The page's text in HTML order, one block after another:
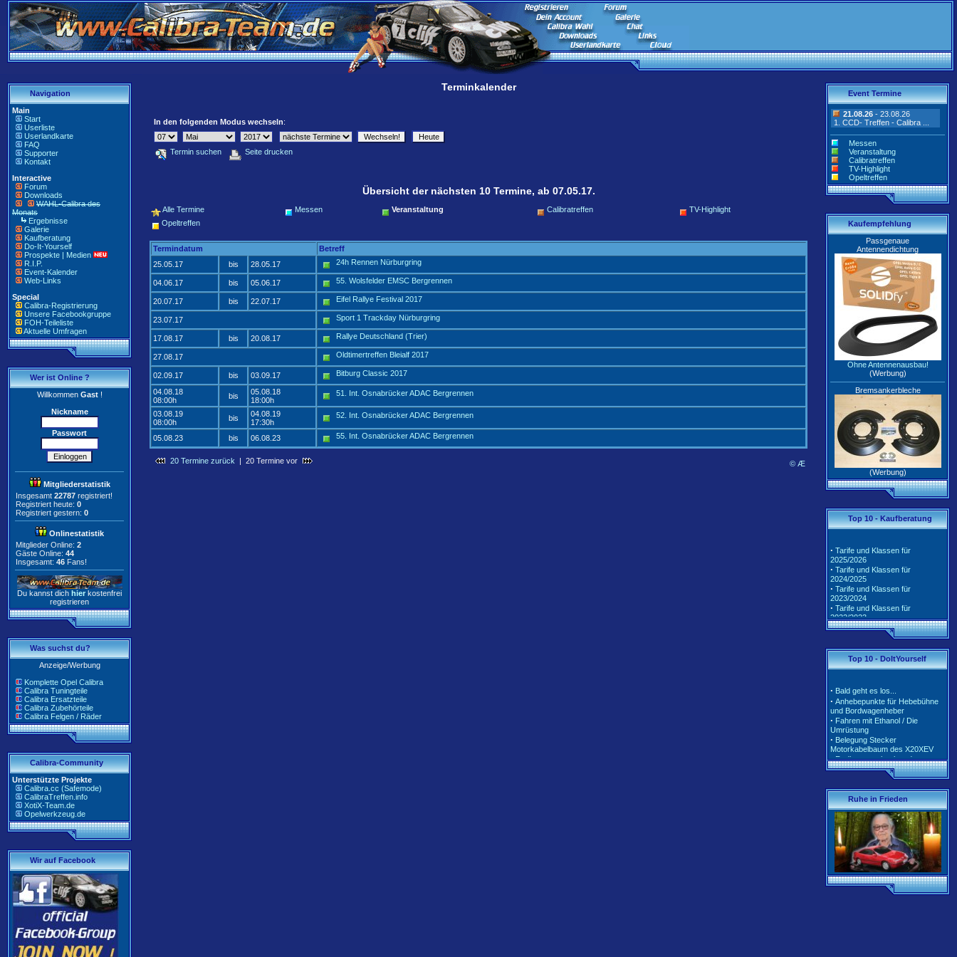
Navigation
Main
Start
Userliste
Userlandkarte
FAQ
Supporter
Kontakt
Interactive
Forum
Downloads
WAHL-Calibra des
Monats
Ergebnisse
Galerie
Kaufberatung
Do-It-Yourself
Prospekte | Medien
R.I.P.
Event-Kalender
Web-Links
Special
Calibra-Registrierung
Unsere Facebookgruppe
FOH-Teileliste
Aktuelle Umfragen
Wer ist Online ?
WillkommenGast!
Nickname
Passwort
Mitgliederstatistik
Insgesamt 22787 registriert!
Registriert heute: 0
Registriert gestern: 0
Onlinestatistik
Mitglieder Online: 2
Gäste Online: 44
Insgesamt: 46 Fans!
Du kannst dich hier kostenfrei
registrieren
Was suchst du?
Anzeige/Werbung
Komplette Opel Calibra
Calibra Tuningteile
Calibra Ersatzteile
Calibra Zubehörteile
Calibra Felgen / Räder
Calibra-Community
Unterstützte Projekte
Calibra.cc (Safemode)
CalibraTreffen.info
XotiX-Team.de
Opelwerkzeug.de
Wir auf Facebook
Terminkalender
In den folgenden Modus wechseln:
Termin suchen Seite drucken
Übersicht der nächsten 10 Termine, ab 07.05.17.
Alle Termine Messen Veranstaltung Calibratreffen
TV-Highlight
Opeltreffen
Termindatum
Betreff
25.05.17
bis 28.05.17 24h Rennen Nürburgring
04.06.17 bis 05.06.17 55. Wolsfelder EMSC Bergrennen
20.07.17 bis 22.07.17 Eifel Rallye Festival 2017
23.07.17 Sport 1 Trackday Nürburgring
17.08.17 bis 20.08.17 Rallye Deutschland (Trier)
27.08.17 Oldtimertreffen Bleialf 2017
02.09.17 bis 03.09.17 Bitburg Classic 2017
04.08.18
08:00h
bis
05.08.18
18:00h
51. Int. Osnabrücker ADAC Bergrennen
03.08.19
08:00h
bis
04.08.19
17:30h
52. Int. Osnabrücker ADAC Bergrennen
05.08.23 bis 06.08.23 55. Int. Osnabrücker ADAC Bergrennen
20 Termine zurück | 20 Termine vor © Æ
Event Termine
21.08.26 - 23.08.26
1. CCD- Treffen - Calibra ...
Messen
Veranstaltung
Calibratreffen
TV-Highlight
Opeltreffen
Kaufempfehlung
Passgenaue
Antennendichtung
Ohne Antennenausbau!
(Werbung)
Bremsankerbleche
(Werbung)
Top 10 - Kaufberatung
2025/2026
· Tarife und Klassen für
2024/2025
· Tarife und Klassen für
2023/2024
· Tarife und Klassen für
2022/2023
· Tarife und Klassen für
2021/2022
· Tarife und Klassen für
2020/2021
· Tarife und Klassen für
· Tarife und Klassen für
2017/2018
· Unterschiedliche Software der
Motorsteuerung inkl. Teile-Nr.
Top 10 - DoItYourself
Anhebepunkte für Hebebühne
und Bordwagenheber
· Fahren mit Ethanol / Die
Umrüstung
· Belegung Stecker
Motorkabelbaum des X20XEV
· Radlagerwechsel an der
Calibra 4x4 - Hinterachse
· Gerissene Krümmer beim
X20XEV- Ursache und Abhilfe
· Klimaanlage - So wird richtig
befüllt
· Anleitung zum Ausbau der
Pendelstütze (Querlenker/Stabi-
Bereich)
Anleitung zum Umbau des
Lenkrads auf das Corsa-B-
Facelift Modell
Anleitung zur Beleuchtung des
Schiebedachschalters mit LED
Ruhe in Frieden